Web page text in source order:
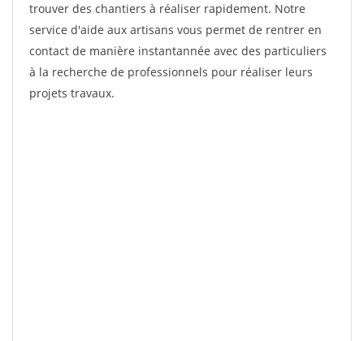
trouver des chantiers à réaliser rapidement. Notre
service d'aide aux artisans vous permet de rentrer en
contact de manière instantannée avec des particuliers
à la recherche de professionnels pour réaliser leurs
projets travaux.